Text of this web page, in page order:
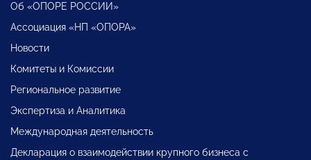
Об «ОПОРЕ РОССИИ»
Ассоциация «НП «ОПОРА»
Новости
Комитеты и Комиссии
Региональное развитие
Экспертиза и Аналитика
Международная деятельность
Декларация о взаимодействии крупного бизнеса с